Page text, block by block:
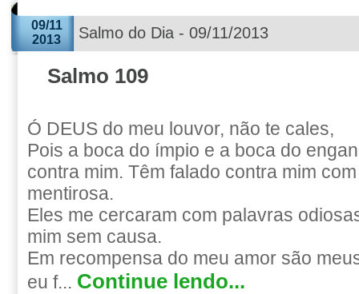
09/11
2013
Salmo do Dia - 09/11/2013
Salmo 109
Ó DEUS do meu louvor, não te cales,
Pois a boca do ímpio e a boca do
contra mim. Têm falado contra mim
mentirosa.
Eles me cercaram com palavras
mim sem causa.
Em recompensa do meu amor são
eu f... Continue lendo...